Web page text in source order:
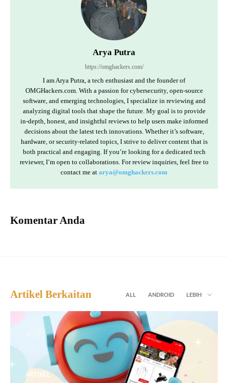
Arya Putra
https://omghackers.com/
I am Arya Putra, a tech enthusiast and the founder of
OMGHackers.com. With a passion for cybersecurity, open-source
software, and emerging technologies, I specialize in reviewing and
analyzing digital tools that shape the future. My goal is to provide
in-depth, honest, and insightful reviews to help users make informed
decisions about the latest tech innovations. Whether it’s software,
hardware, or security-related topics, I strive to deliver content that is
both practical and engaging. If you’re looking for a dedicated tech
reviewer, I’m open to collaborations. For review inquiries, feel free to
contact me at arya@omghackers.com
Komentar Anda
Artikel Berkaitan ALL ANDROID LEBIH
ARTIKEL